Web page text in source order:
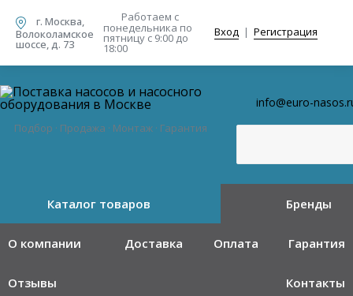
г. Москва,
Волоколамское
шоссе, д. 73
Работаем с
понедельника по
пятницу с 9:00 до
18:00
Вход | Регистрация
Подбор · Продажа · Монтаж · Гарантия
info@euro-
Каталог товаров Бренды
О компании Доставка Оплата Гарантия
Отзывы Контакты